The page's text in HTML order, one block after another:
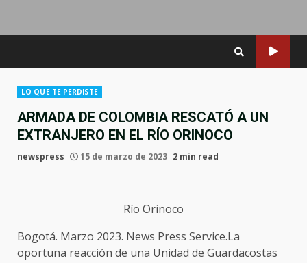
LO QUE TE PERDISTE
ARMADA DE COLOMBIA RESCATÓ A UN
EXTRANJERO EN EL RÍO ORINOCO
newspress 15 de marzo de 2023 2 min read
Río Orinoco
Bogotá. Marzo 2023. News Press Service.La
oportuna reacción de una Unidad de Guardacostas